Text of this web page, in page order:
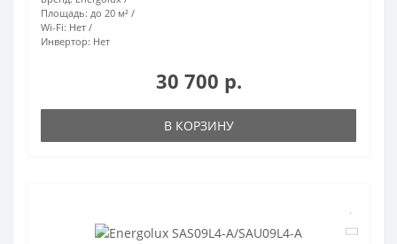
Площадь: до 20 м²
Wi-Fi: Нет
Инвертор: Нет
30 700 р.
В КОРЗИНУ